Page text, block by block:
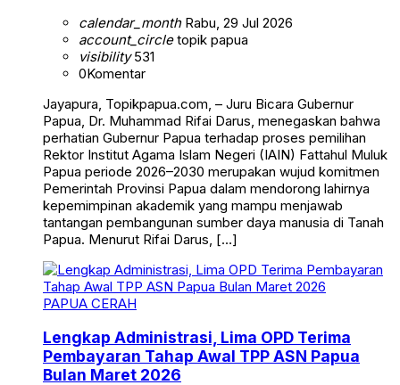
calendar_monthRabu, 29 Jul 2026
account_circletopik papua
visibility531
0Komentar
Jayapura, Topikpapua.com, – Juru Bicara Gubernur
Papua, Dr. Muhammad Rifai Darus, menegaskan bahwa
perhatian Gubernur Papua terhadap proses pemilihan
Rektor Institut Agama Islam Negeri (IAIN) Fattahul Muluk
Papua periode 2026–2030 merupakan wujud komitmen
Pemerintah Provinsi Papua dalam mendorong lahirnya
kepemimpinan akademik yang mampu menjawab
tantangan pembangunan sumber daya manusia di Tanah
Papua. Menurut Rifai Darus, […]
PAPUA CERAH
Lengkap Administrasi, Lima OPD Terima
Pembayaran Tahap Awal TPP ASN Papua
Bulan Maret 2026